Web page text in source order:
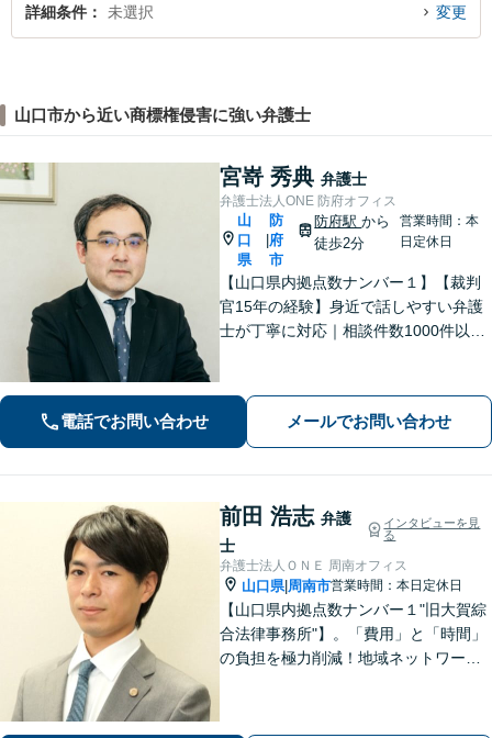
詳細条件 未選択 変更
山口市から近い商標権侵害に強い弁護士
宮嵜 秀典 弁護士
弁護士法人ONE 防府オフィス
山
口
県
防
府
市
防府駅から
徒歩2分
営業時間：本
日定休日
【山口県内拠点数ナンバー１】【裁判
官15年の経験】身近で話しやすい弁護
士が丁寧に対応｜相談件数1000件以上
心してお任せください。【夜間対応】
電話でお問い合わせ メールでお問い合わせ
前田 浩志 弁護
士
インタビューを見
る
弁護士法人ＯＮＥ 周南オフィス
山口県| 周南市営業時間：本日定休日
【山口県内拠点数ナンバー１"旧大賀綜
合法律事務所"】。「費用」と「時間」
の負担を極力削減！地域ネットワーク